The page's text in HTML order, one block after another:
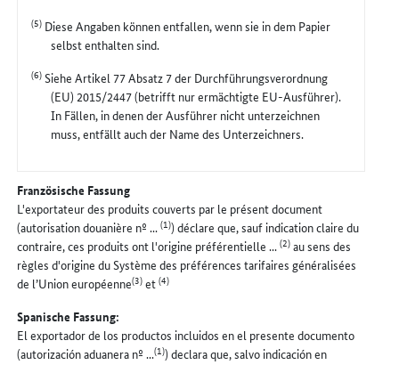
(5) Diese Angaben können entfallen, wenn sie in dem Papier
selbst enthalten sind.
(6)Siehe Artikel 77 Absatz 7 der Durchführungsverordnung
(EU) 2015/2447 (betrifft nur ermächtigte EU-Ausführer).
In Fällen, in denen der Ausführer nicht unterzeichnen
muss, entfällt auch der Name des Unterzeichners.
Französische Fassung
L'exportateur des produits couverts par le présent document
(autorisation douanière nº ...(1)) déclare que, sauf indication claire du
contraire, ces produits ont l'origine préférentielle ...(2)au sens des
règles d'origine du Système des préférences tarifaires généralisées
de l’Union européenne(3)et(4)
Spanische Fassung:
El exportador de los productos incluidos en el presente documento
(autorización aduanera nº ...(1)) declara que, salvo indicación en